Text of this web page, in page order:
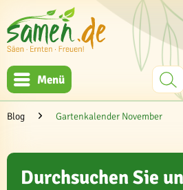
Menü
Blog Gartenkalender November
Durchsuchen Sie